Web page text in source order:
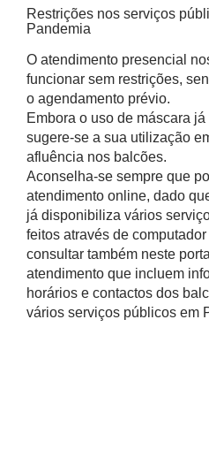
Restrições nos serviços
Pandemia
O atendimento presencial
funcionar sem restrições,
o agendamento prévio.
Embora o uso de máscara
sugere-se a sua utilização
afluência nos balcões.
Aconselha-se sempre que
atendimento online, dado
já disponibiliza vários
feitos através de
consultar também neste
atendimento que incluem
horários e contactos dos
vários serviços públicos em